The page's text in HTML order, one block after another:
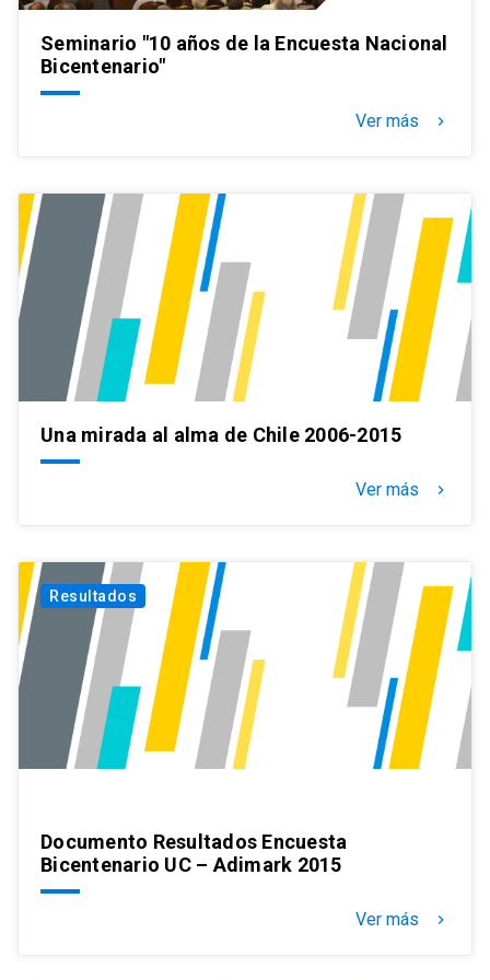
Seminario "10 años de la Encuesta Nacional
Bicentenario"
Ver más keyboard_arrow_right
Una mirada al alma de Chile 2006-2015
Ver más keyboard_arrow_right
Resultados
Documento Resultados Encuesta
Bicentenario UC – Adimark 2015
Ver más keyboard_arrow_right